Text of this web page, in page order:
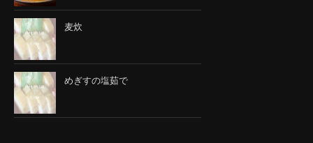
麦炊
めぎすの塩茹で